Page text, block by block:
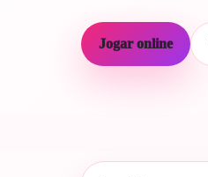
Jogar online